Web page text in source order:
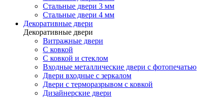
Стальные двери 3 мм
Стальные двери 4 мм
Декоративные двери
Декоративные двери
Витражные двери
С ковкой
С ковкой и стеклом
Входные металлические двери с фотопечатью
Двери входные с зеркалом
Двери с терморазрывом с ковкой
Дизайнерские двери